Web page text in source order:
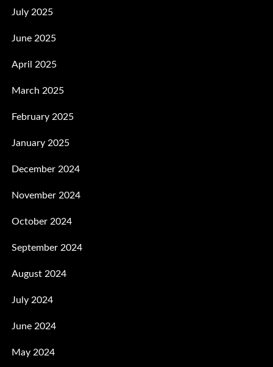
July 2025
June 2025
April 2025
March 2025
February 2025
January 2025
December 2024
November 2024
October 2024
September 2024
August 2024
July 2024
June 2024
May 2024